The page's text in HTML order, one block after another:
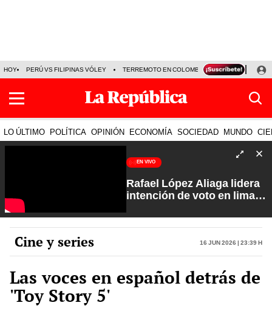
HOY PERÚ VS FILIPINAS VÓLEY TERREMOTO EN COLOMBIA EN VIVO
LO ÚLTIMO POLÍTICA OPINIÓN ECONOMÍA SOCIEDAD MUNDO
EN VIVO
Rafael López Aliaga lidera
intención de voto en lima
con Manuela Camacho
Cine y series 16 Jun 2026 | 23:39 h
Las voces en español detrás de
'Toy Story 5'